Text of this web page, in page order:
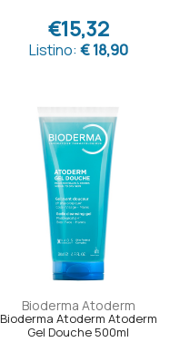
€15,32
Listino: € 18,90
Bioderma Atoderm
Bioderma Atoderm Atoderm
Gel Douche 500ml